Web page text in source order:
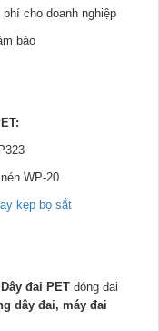
cho doanh nghiệp
bảo
WP-20
kẹp bọ sắt
Dây đai PET đóng đai
dây đai, máy đai